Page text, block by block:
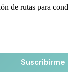
de rutas para
Suscribirme